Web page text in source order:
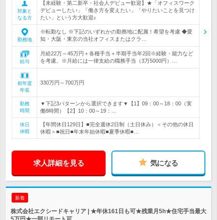
対象と
なる方
【未経験・第二新卒・社会人デビュー歓迎】★「オフィスワーク
デビューしたい」「働き方を変えたい」「やりたいことを見つけ
たい」という方大歓迎♪
勤務地
※転勤なし ※下記のいずれかの勤務地に配属！希望を考慮 ◆愛
知・大阪・東京の当社オフィスまたはクラ…
給与
月給22万～45万円＋各種手当＋半期手当年2回※経験・能力など
を考慮。※月給には一律支給の職務手当（3万5000円）…
初年度
年収
330万円～700万円
勤務
時間
▼下記3パターンから選択できます▼【1】09：00～18：00（実
働8時間）【2】10：00～19：…
休日
休暇
【年間休日129日】■完全週休2日制（土日休み）＜その他の休日
休暇＞■祝日■年末年始休暇■夏季休暇■…
求人詳細を見る 気になる
新着
株式会社エクシードキャリア | ★年休161日も可★残業月5h★住宅手当最大